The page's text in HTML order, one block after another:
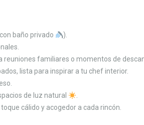
baño privado
).
reuniones familiares o momentos de
lista para inspirar a tu chef interior.
de luz natural
.
cálido y acogedor a cada rincón.